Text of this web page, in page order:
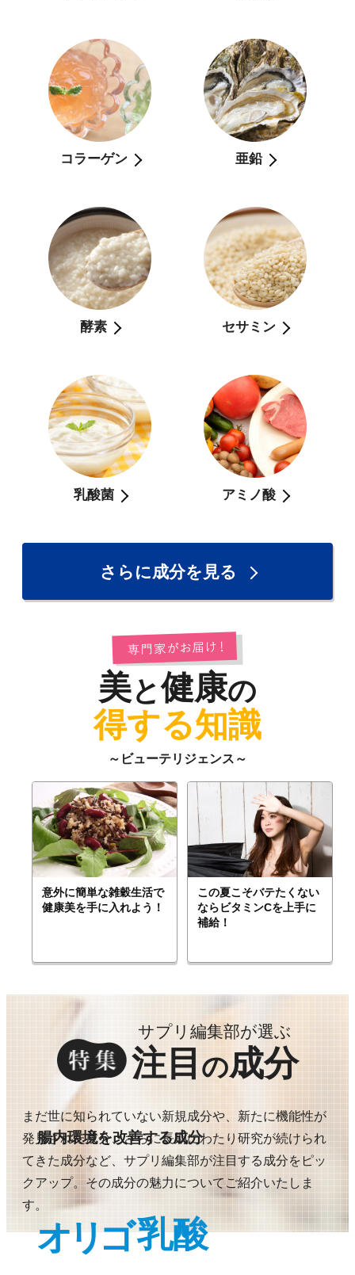
コラーゲン 亜鉛
酵素 セサミン
乳酸菌 アミノ酸
さらに成分を見る
美と健康の
得する知識
～ビューテリジェンス～
意外に簡単な雑穀生活で
健康美を手に入れよう！
この夏こそバテたくない
ならビタミンCを上手に
補給！
サプリ編集部が選ぶ
注目 の成分
まだ世に知られていない新規成分や、新たに機能性が
発見された成分、さらに長期にわたり研究が続けられ
てきた成分など、サプリ編集部が注目する成分をピッ
クアップ。その成分の魅力についてご紹介いたしま
す。
腸内環境を改善する成分
オリゴ乳酸